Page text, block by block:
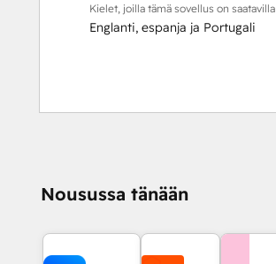
Kielet, joilla tämä sovellus on saatavilla
Englanti, espanja ja Portugali
Nousussa tänään